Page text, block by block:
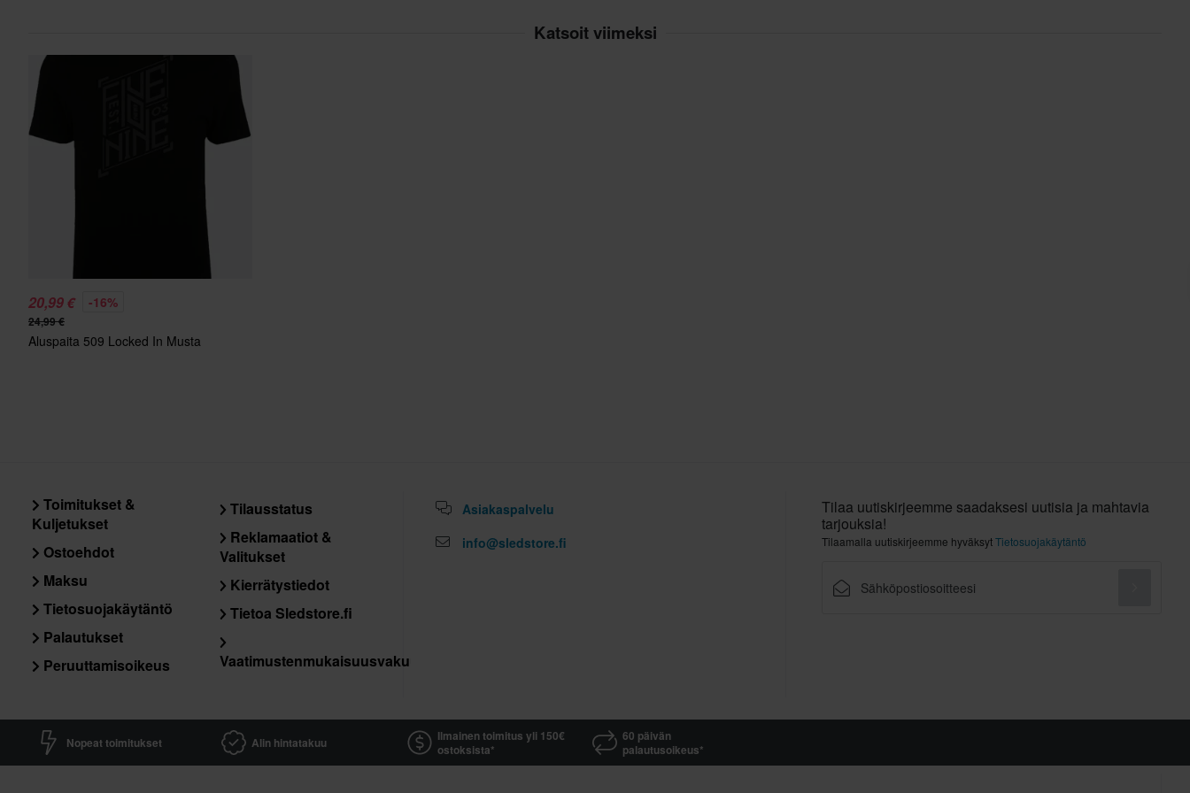
Katsoit viimeksi
20,99 € -16%
24,99 €
Aluspaita 509 Locked In Musta
Toimitukset &
Kuljetukset
Ostoehdot
Maksu
Tietosuojakäytäntö
Palautukset
Peruuttamisoikeus
Tilausstatus
Reklamaatiot &
Valitukset
Kierrätystiedot
Tietoa Sledstore.fi
Vaatimustenmukaisuusvakuutus
Asiakaspalvelu
info@sledstore.fi
Tilaa uutiskirjeemme saadaksesi uutisia ja mahtavia
tarjouksia!
Tilaamalla uutiskirjeemme hyväksytTietosuojakäytäntö
Nopeat toimitukset Alin hintatakuu
Ilmainen toimitus yli 150€
ostoksista*
60 päivän
palautusoikeus*